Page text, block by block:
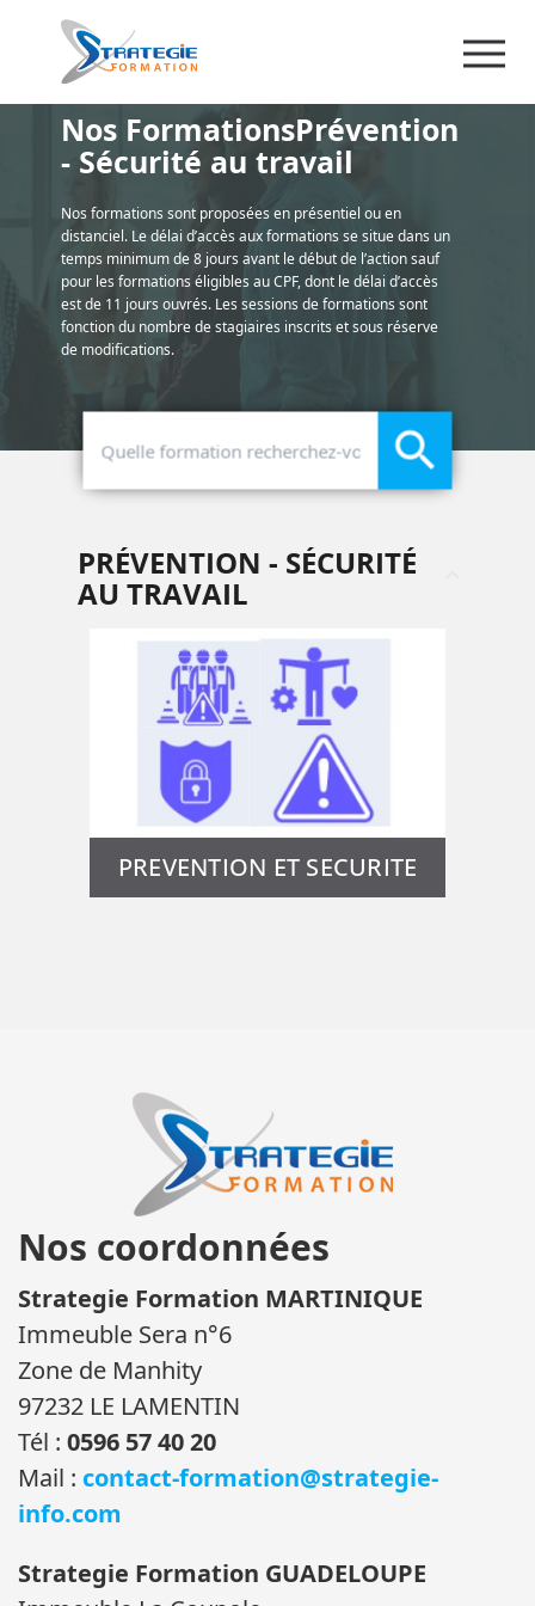
Nos FormationsPrévention
- Sécurité au travail
Nos formations sont proposées en présentiel ou en
distanciel. Le délai d’accès aux formations se situe dans un
temps minimum de 8 jours avant le début de l’action sauf
pour les formations éligibles au CPF, dont le délai d’accès
est de 11 jours ouvrés. Les sessions de formations sont
fonction du nombre de stagiaires inscrits et sous réserve
de modifications.
search
PRÉVENTION - SÉCURITÉ
AU TRAVAIL
PREVENTION ET SECURITE
Nos coordonnées
Strategie Formation MARTINIQUE
Immeuble Sera n°6
Zone de Manhity
97232 LE LAMENTIN
Tél : 0596 57 40 20
Mail : contact-formation@strategie-
info.com
Strategie Formation GUADELOUPE